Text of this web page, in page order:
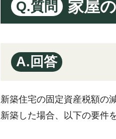
Q.質問 家屋
A.回答
新築住宅の固定資産税額の
新築した場合、以下の要件